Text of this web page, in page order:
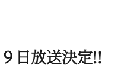
日放送決定!!